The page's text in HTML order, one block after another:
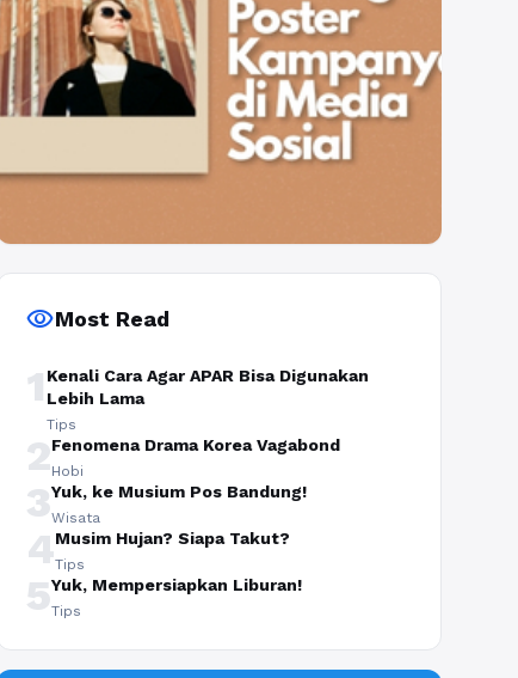
visibilityMost Read
1 Kenali Cara Agar APAR Bisa Digunakan
Lebih Lama
Tips
2Fenomena Drama Korea Vagabond
Hobi
3Yuk, ke Musium Pos Bandung!
Wisata
4Musim Hujan? Siapa Takut?
Tips
5Yuk, Mempersiapkan Liburan!
Tips